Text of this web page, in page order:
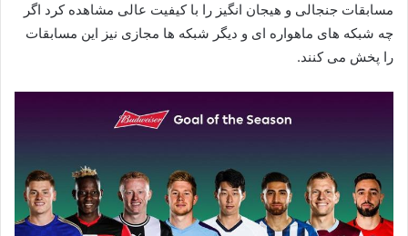
مسابقات جنجالی و هیجان انگیز را با کیفیت عالی مشاهده کرد اگر
چه شبکه های ماهواره ای و دیگر شبکه ها مجازی نیز این مسابقات
را پخش می کنند.